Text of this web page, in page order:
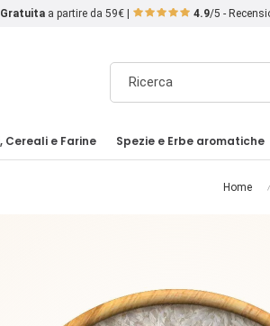
Gratuita a partire da 59€ | 4.9/5 -
Cereali e Farine Spezie e Erbe aromatiche
Home